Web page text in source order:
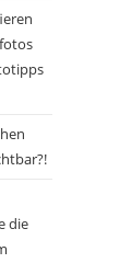
die